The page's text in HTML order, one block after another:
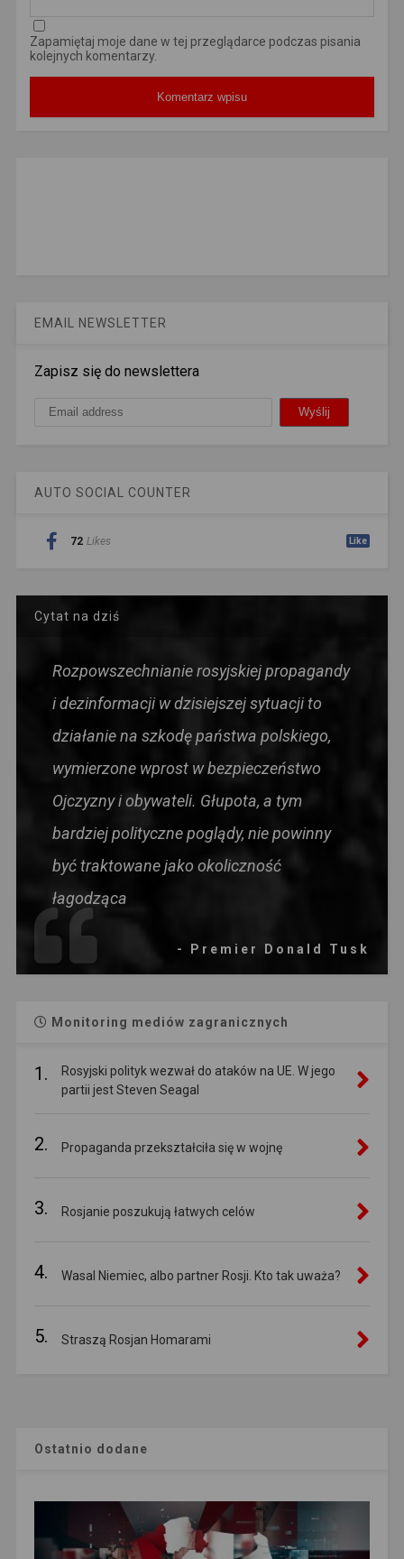
Zapamiętaj moje dane w tej przeglądarce podczas pisania
kolejnych komentarzy.
EMAIL NEWSLETTER
Zapisz się do newslettera
AUTO SOCIAL COUNTER
72 Likes Like
Cytat na dziś
Rozpowszechnianie rosyjskiej propagandy
i dezinformacji w dzisiejszej sytuacji to
działanie na szkodę państwa polskiego,
wymierzone wprost w bezpieczeństwo
Ojczyzny i obywateli. Głupota, a tym
bardziej polityczne poglądy, nie powinny
być traktowane jako okoliczność
łagodząca
- Premier Donald Tusk
Monitoring mediów zagranicznych
1.
Rosyjski polityk wezwał do ataków na UE. W jego
partii jest Steven Seagal
2. Propaganda przekształciła się w wojnę
3. Rosjanie poszukują łatwych celów
4. Wasal Niemiec, albo partner Rosji. Kto tak uważa?
5. Straszą Rosjan Homarami
Ostatnio dodane